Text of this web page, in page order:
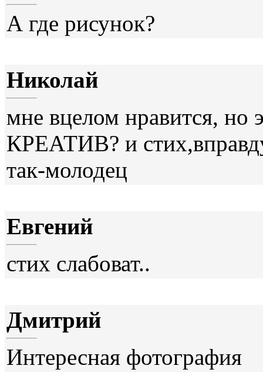
А где рисунок?
Николай
мне вцелом нравится, но
КРЕАТИВ? и
так-молодец
Евгений
стих слабоват..
Дмитрий
Интересная фотография